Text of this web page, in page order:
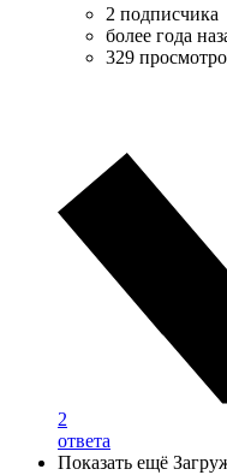
2 подписчика
более года
329
2
ответа
Показать ещё